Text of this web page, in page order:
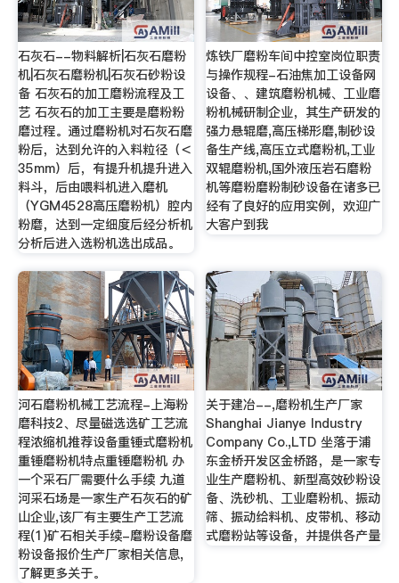
石灰石--物料解析|石灰石磨粉
机|石灰石磨粉机|石灰石砂粉设
备 石灰石的加工磨粉流程及工
艺 石灰石的加工主要是磨粉粉
磨过程。通过磨粉机对石灰石磨
粉后，达到允许的入料粒径（＜
35mm）后，有提升机提升进入
料斗，后由喂料机进入磨机
（YGM4528高压磨粉机）腔内
粉磨，达到一定细度后经分析机
分析后进入选粉机选出成品。
炼铁厂磨粉车间中控室岗位职责
与操作规程-石油焦加工设备网
设备、、建筑磨粉机械、工业磨
粉机械研制企业，其生产研发的
强力悬辊磨,高压梯形磨,制砂设
备生产线,高压立式磨粉机,工业
双辊磨粉机,国外液压岩石磨粉
机等磨粉磨粉制砂设备在诸多已
经有了良好的应用实例，欢迎广
大客户到我
河石磨粉机械工艺流程-上海粉
磨科技2、尽量磁选选矿工艺流
程浓缩机推荐设备重锤式磨粉机
重锤磨粉机特点重锤磨粉机 办
一个采石厂需要什么手续 九道
河采石场是一家生产石灰石的矿
山企业,该厂有主要生产工艺流
程(1)矿石相关手续-磨粉设备磨
粉设备报价生产厂家相关信息,
了解更多关于。
关于建冶--,磨粉机生产厂家
Shanghai Jianye Industry
Company Co.,LTD 坐落于浦
东金桥开发区金桥路，是一家专
业生产磨粉机、新型高效砂粉设
备、洗砂机、工业磨粉机、振动
筛、振动给料机、皮带机、移动
式磨粉站等设备，并提供各产量